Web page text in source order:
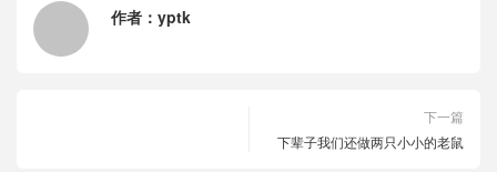
作者： yptk
下一篇
下辈子我们还做两只小小的老鼠